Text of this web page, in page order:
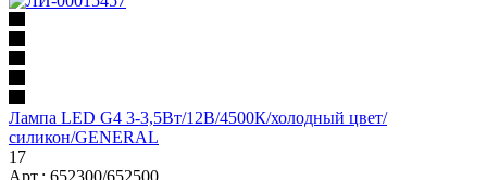
Лампа LED G4 3-3,5Вт/12В/4500К/холодный цвет/
силикон/GENERAL
17
Арт.: 652300/652500